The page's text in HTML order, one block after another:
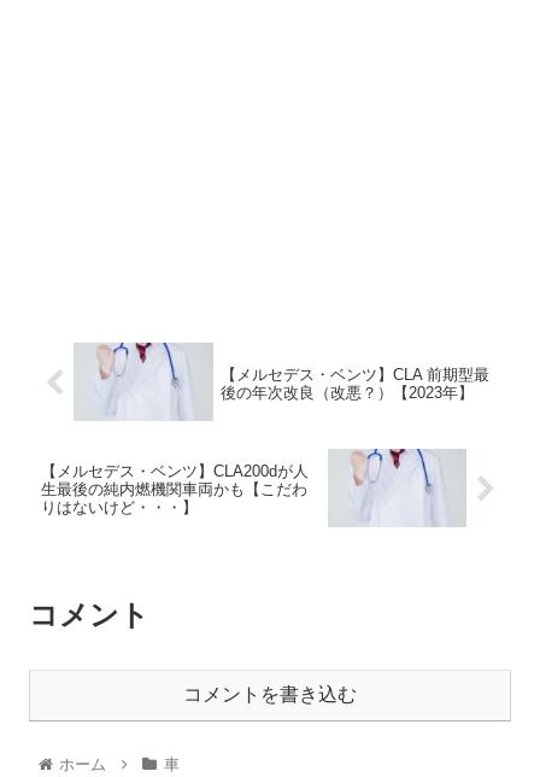
【メルセデス・ベンツ】CLA 前期型最
後の年次改良（改悪？）【2023年】
【メルセデス・ベンツ】CLA200dが人
生最後の純内燃機関車両かも【こだわ
りはないけど・・・】
コメント
コメントを書き込む
ホーム 車